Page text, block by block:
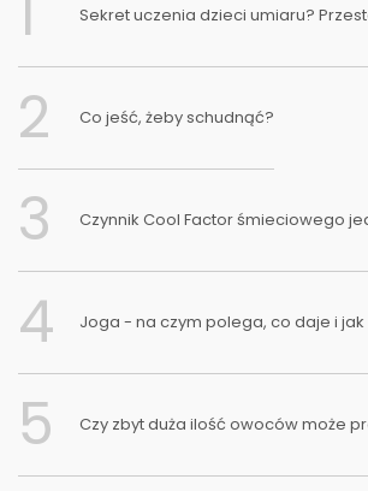
Sekret uczenia dzieci umiaru?
2 Co jeść, żeby schudnąć?
3 Czynnik Cool Factor śmieciowego
4 Joga - na czym polega, co daje i
5 Czy zbyt duża ilość owoców może